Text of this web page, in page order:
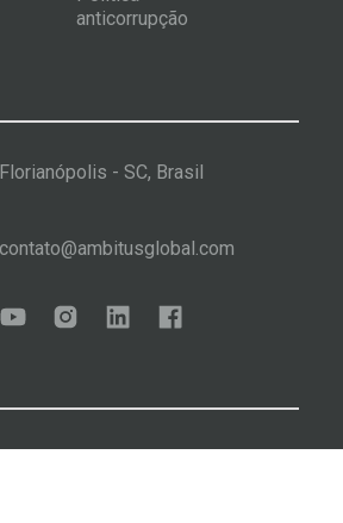
Florianópolis - SC, Brasil
contato@ambitusglobal.com
anticorrupção